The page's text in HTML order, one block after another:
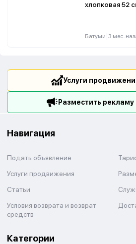
хлопковая 52
Батуми 3 мес.
Услуги
Разместить рекламу
Навигация
Подать объявление
Услуги продвижения
Статьи
Условия возврата и возврат
средств
Категории